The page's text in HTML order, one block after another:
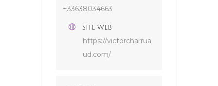
+33638034663
SITE WEB
https://victorcharrua
ud.com/